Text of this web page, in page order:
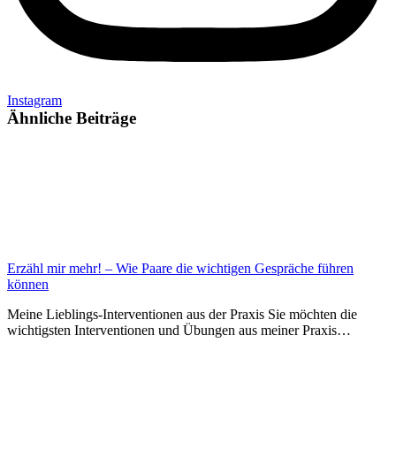
Instagram
Ähnliche Beiträge
Erzähl mir mehr! – Wie Paare die wichtigen Gespräche führen
können
Meine Lieblings-Interventionen aus der Praxis Sie möchten die
wichtigsten Interventionen und Übungen aus meiner Praxis…